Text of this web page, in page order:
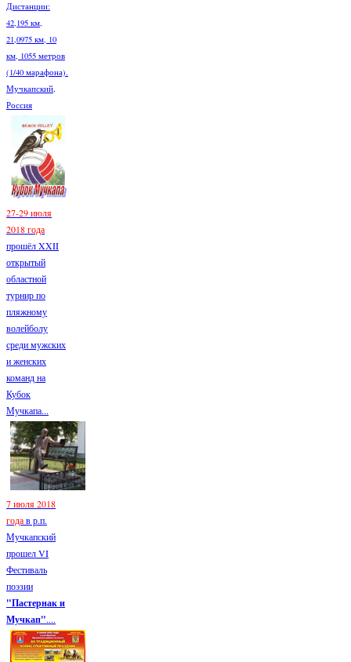
Дистанции:
42,195 км,
21,0975 км, 10
км, 1055 метров
(1/40 марафона).
Мучкапский,
Россия
27-29 июля
2018 года
прошёл XXII
открытый
областной
турнир по
пляжному
волейболу
среди мужских
и женских
команд на
Кубок
Мучкапа...
7 июля 2018
годав р.п.
Мучкапский
прошел VI
Фестиваль
поэзии
"Пастернак и
Мучкап"....